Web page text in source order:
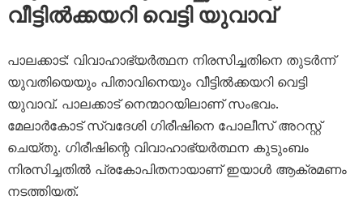
വീട്ടിൽക്കയറി വെട്ടി യുവാവ്
പാലക്കാട്: വിവാഹാഭ്യർത്ഥന നിരസിച്ചതിനെ തുടർന്ന്
യുവതിയെയും പിതാവിനെയും വീട്ടിൽക്കയറി വെട്ടി
യുവാവ്. പാലക്കാട് നെന്മാറയിലാണ് സംഭവം.
മേലാർകോട് സ്വദേശി ഗിരീഷിനെ പോലീസ് അറസ്റ്റ്
ചെയ്തു. ഗിരീഷിന്റെ വിവാഹാഭ്യർത്ഥന കുടുംബം
നിരസിച്ചതിൽ പ്രകോപിതനായാണ് ഇയാൾ ആക്രമണം
നടത്തിയത്.